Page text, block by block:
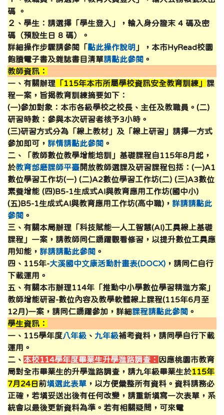
碼 。
２、學生：請選擇「學生登入」，輸入身分證末 4 碼及密
碼（預設生日 8 碼）。
詳細操作步驟請參閱「點此操作說明 」，本市HyRead校園
飽讀電子書及雜誌書目清單請點此參閱 。
教師資訊：
一、有關辦理 「115年本市所屬學校資訊安全教育訓練」 課
程一案，旨揭教育訓練摘要如下：
(一)參加對象：本市各級學校之校長、主任及教職員。(二)
研習時數：參與本次研習者核予3小時。
(三)研習方式分為「線上教材」及「線上研習」請擇一方式
參加即可， 詳情請點此參閱 。
二、「教師數位教學增能培訓」基礎課程自115年8月起，
於教育部磨課師平臺開放教師選課及研習課程包括：(一)A1
數位學習工作坊(一) (二)A2數位學習工作坊(二) (三)A3數位
素養增能 (四)B5-1生成式AI與教育應用工作坊(國中小)
(五)B5-1生成式AI與教育應用工作坊(高中職) ， 詳請請點此
參閱 。
三、有關本局辦理「科技賦能─人工智慧(AI)工具線上基礎
課程」一案，請教師同仁踴躍觀看修習，以提升數位工具應
用知能， 詳請請點此參閱 。
四、115年-大溪國中文康活動計畫表(DOCX) ，請同仁自行
下載運用。
五、有關本市辦理114年「推動中小學數位學習精進方案」
教師增能研習-數位內容及教學軟體線上課程(115年6月至
12月)一案，請同仁踴躍參加，詳細課程請點此參閱 。
學生資訊：
一、115學年度八年級 、 九年級補考資料，請同學自行下載
運用。
二、 本校114學年度畢業生升學進路調查： 因應桃園市教育
局對全市畢業生的升學進路調查，請九年級畢業生於115年
7月24日前填選此表單 ，以方便彙整所有資料。資料請務必
正確，若填妥送出後有任何改變，請重新填寫一次表單，系
統會以最後更新資料為準。若有相關疑問，可來電